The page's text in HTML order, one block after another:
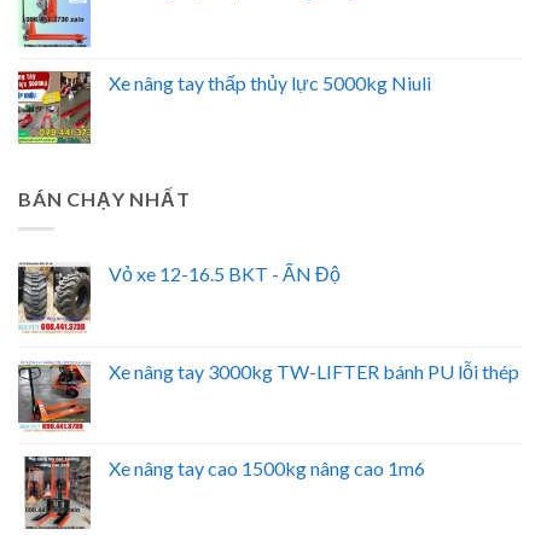
Xe nâng tay thấp thủy lực 5000kg Niuli
BÁN CHẠY NHẤT
Vỏ xe 12-16.5 BKT - ẤN Độ
Xe nâng tay 3000kg TW-LIFTER bánh PU lỗi thép
Xe nâng tay cao 1500kg nâng cao 1m6